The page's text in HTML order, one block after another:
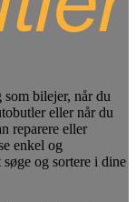
bilejer, når du
eller når du
reparere eller
enkel og
og sortere i dine